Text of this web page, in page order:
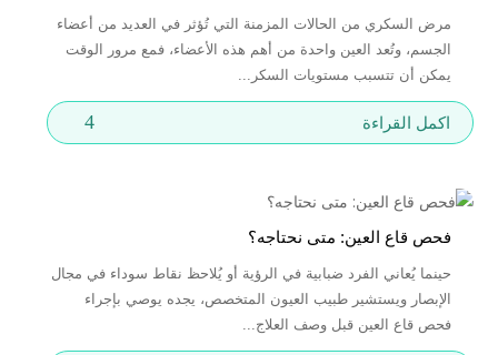
مرض السكري من الحالات المزمنة التي تُؤثر في العديد من أعضاء
الجسم، وتُعد العين واحدة من أهم هذه الأعضاء، فمع مرور الوقت
يمكن أن تتسبب مستويات السكر...
اكمل القراءة 4
فحص قاع العين: متى نحتاجه؟
حينما يُعاني الفرد ضبابية في الرؤية أو يُلاحظ نقاط سوداء في مجال
الإبصار ويستشير طبيب العيون المتخصص، يجده يوصي بإجراء
فحص قاع العين قبل وصف العلاج...